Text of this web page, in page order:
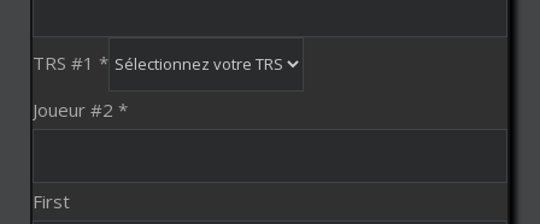
TRS #1 *
Joueur #2 *
First